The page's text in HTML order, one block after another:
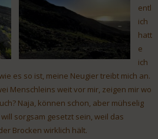
entl
ich
hatt
e
ich
es so ist, meine Neugier treibt mich an.
Menschleins weit vor mir, zeigen mir wo
Naja, können schon, aber mühselig
sorgsam gesetzt sein, weil das
Brocken wirklich hält.